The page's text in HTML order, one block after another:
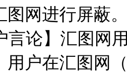
图网进行屏蔽
论】汇图网
用户在汇图网